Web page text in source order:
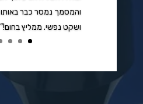
והמסמך נמסר כבר באותו
ושקט נפשי. ממליץ בחום!”